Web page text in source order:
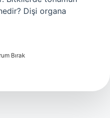
Dişi organa
Bırak